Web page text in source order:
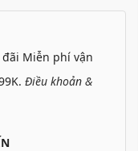
Miễn phí vận
Điều khoản &